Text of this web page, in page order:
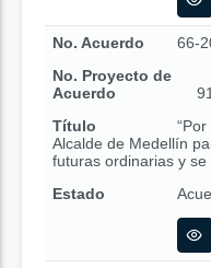
No. Acuerdo
66-
No. Proyecto de
Acuerdo
Título
Alcalde de Medellín
futuras ordinarias y se
Estado